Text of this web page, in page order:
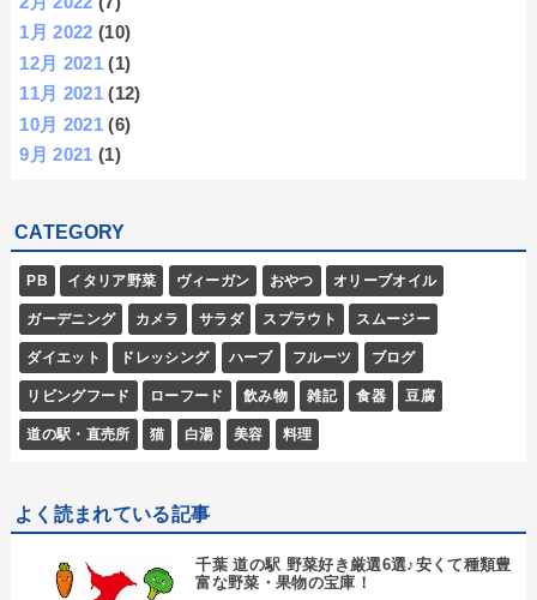
1月 2022 (10)
12月 2021 (1)
11月 2021 (12)
10月 2021 (6)
9月 2021 (1)
CATEGORY
PB イタリア野菜 ヴィーガン おやつ オリーブオイル
ガーデニング カメラ サラダ スプラウト スムージー
ダイエット ドレッシング ハーブ フルーツ ブログ
リビングフード ローフード 飲み物 雑記 食器 豆腐
道の駅・直売所 猫 白湯 美容 料理
よく読まれている記事
千葉 道の駅 野菜好き厳選6選♪安くて種類豊
富な野菜・果物の宝庫！